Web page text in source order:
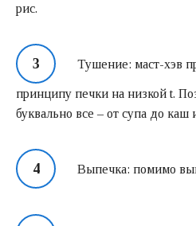
рис.
Тушение: маст-хэв
принципу печки на низкой t.
буквально все – от супа до каш
Выпечка: помимо